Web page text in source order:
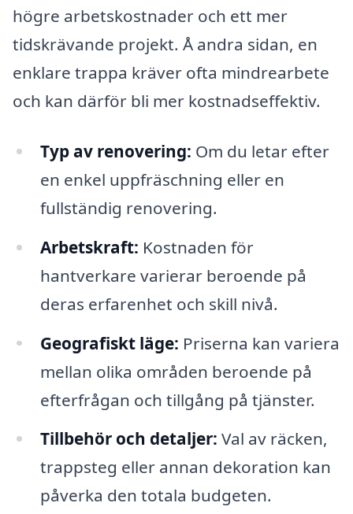
högre arbetskostnader och ett mer
tidskrävande projekt. Å andra sidan, en
enklare trappa kräver ofta mindrearbete
och kan därför bli mer kostnadseffektiv.
Typ av renovering: Om du letar efter
en enkel uppfräschning eller en
fullständig renovering.
Arbetskraft: Kostnaden för
hantverkare varierar beroende på
deras erfarenhet och skill nivå.
Geografiskt läge: Priserna kan variera
mellan olika områden beroende på
efterfrågan och tillgång på tjänster.
Tillbehör och detaljer: Val av räcken,
trappsteg eller annan dekoration kan
påverka den totala budgeten.